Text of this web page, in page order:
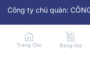
Công ty chủ quản:
phố Hồ Chí Minh.
Trang Chủ Bảng Giá